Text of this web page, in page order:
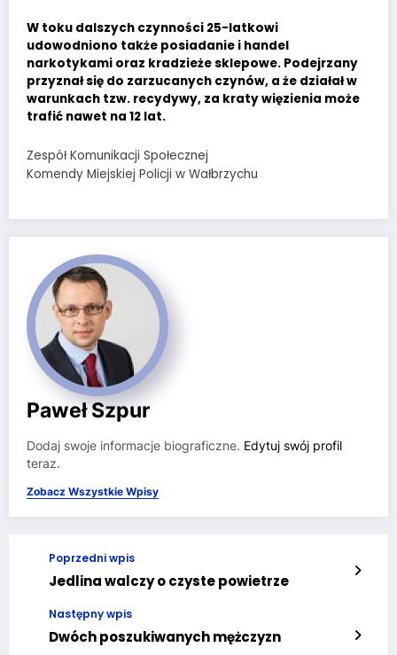
W toku dalszych czynności 25-latkowi
udowodniono także posiadanie i handel
narkotykami oraz kradzieże sklepowe. Podejrzany
przyznał się do zarzucanych czynów, a że działał w
warunkach tzw. recydywy, za kraty więzienia może
trafić nawet na 12 lat.
Zespół Komunikacji Społecznej
Komendy Miejskiej Policji w Wałbrzychu
Paweł Szpur
Dodaj swoje informacje biograficzne. Edytuj swój profil
teraz.
Zobacz Wszystkie Wpisy
Poprzedni wpis
Jedlina walczy o czyste powietrze
Następny wpis
Dwóch poszukiwanych mężczyzn